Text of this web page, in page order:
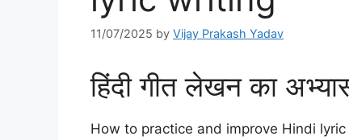
11/07/2025 by Vijay Prakash Yadav
हिंदी गीत लेखन का
How to practice and improve Hindi lyric